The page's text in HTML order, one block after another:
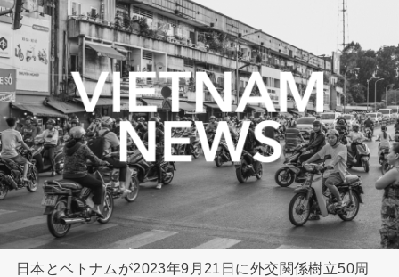
日本とベトナムが2023年9月21日に外交関係樹立50周